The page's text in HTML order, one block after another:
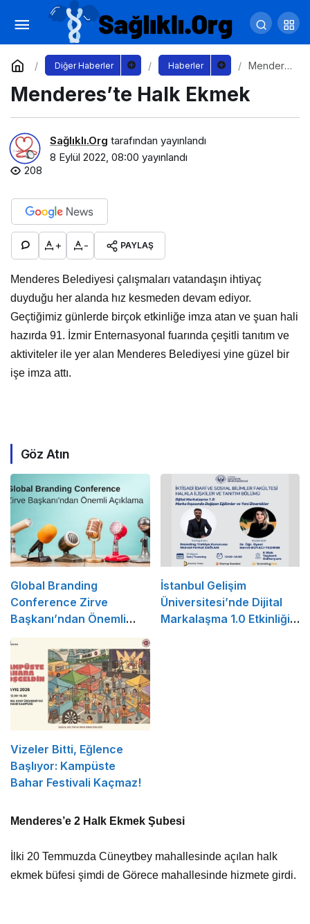
Diğer Haberler Haberler
Mendere
Ekmek
Menderes’te Halk Ekmek
Sağlıklı.Org tarafından yayınlandı
8 Eylül 2022, 08:00 yayınlandı
208
+ - PAYLAŞ
Menderes Belediyesi çalışmaları vatandaşın ihtiyaç
duyduğu her alanda hız kesmeden devam ediyor.
Geçtiğimiz günlerde birçok etkinliğe imza atan ve şuan hali
hazırda 91. İzmir Enternasyonal fuarında çeşitli tanıtım ve
aktiviteler ile yer alan Menderes Belediyesi yine güzel bir
işe imza attı.
Göz Atın
Global Branding
Conference Zirve
Başkanı’ndan Önemli
Açıklama
İstanbul Gelişim
Üniversitesi’nde Dijital
Markalaşma 1.0 Etkinliği
Vizeler Bitti, Eğlence
Başlıyor: Kampüste
Bahar Festivali Kaçmaz!
Menderes’e 2 Halk Ekmek Şubesi
İlki 20 Temmuzda Cüneytbey mahallesinde açılan halk
ekmek büfesi şimdi de Görece mahallesinde hizmete girdi.
Kurtuluşumuzun Yeni Yüzyılına Doğru
Yorum Yap Paylaş